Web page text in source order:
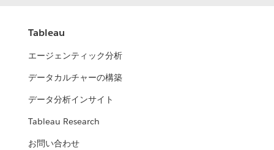
Tableau
エージェンティック分析
データカルチャーの構築
データ分析インサイト
Tableau Research
お問い合わせ